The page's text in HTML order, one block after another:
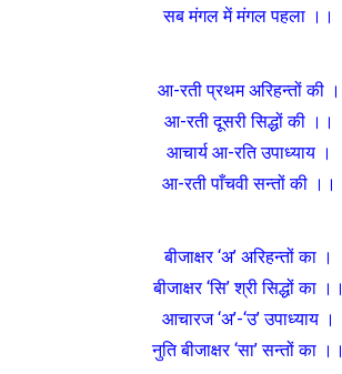
सब मंगल में मंगल पहला ।।
आ-रती प्रथम अरिहन्तों की ।
आ-रती दूसरी सिद्धों की ।।
आचार्य आ-रति उपाध्याय ।
आ-रती पाँचवी सन्तों की ।।
बीजाक्षर ‘अ’ अरिहन्तों का ।
बीजाक्षर ‘सि’ श्री सिद्धों का ।।
आचारज ‘अ’-‘उ’ उपाध्याय ।
नुति बीजाक्षर ‘सा’ सन्तों का ।।